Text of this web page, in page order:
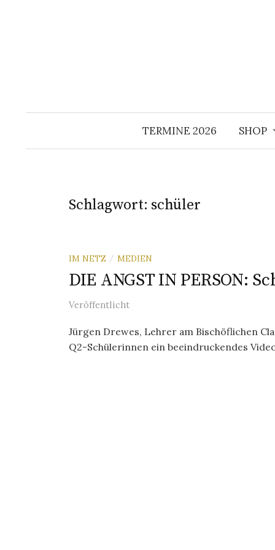
TERMINE 2026 SHOP
Schlagwort: schüler
IM NETZ / MEDIEN
DIE ANGST IN PERSON:
Veröffentlicht
Jürgen Drewes, Lehrer am Bischöflichen
Q2-Schülerinnen ein beeindruckendes